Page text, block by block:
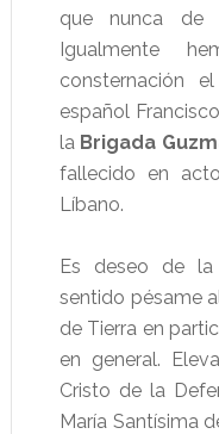
que nunca de
Igualmente
consternación
español
la Brigada
fallecido en
Líbano.
Es deseo de la
sentido pésame
de Tierra en
en general.
Cristo de la
María Santísima